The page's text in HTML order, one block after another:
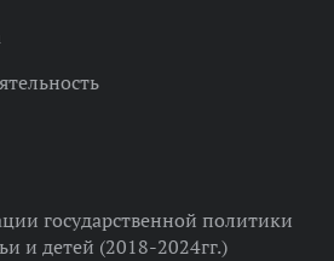
государственной политики
и детей (2018-2024гг.)